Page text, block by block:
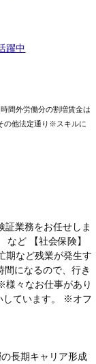
躍中
間外労働分の割増賃金は
の他法定通り※スキルに
証業務をお任せしま
ど 【社会保険】
期など残業が発生す
になるので、行き
々なお仕事があり
しています。 ※オフ
長期キャリア形成